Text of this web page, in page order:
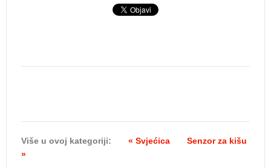
Više u ovoj kategoriji: « Svjećica
Senzor za kišu
»